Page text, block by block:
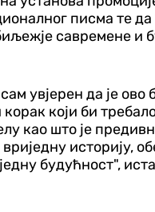
писма те
савремене и
увјерен да је ово
корак који би
као што је
вриједну историју,
будућност",